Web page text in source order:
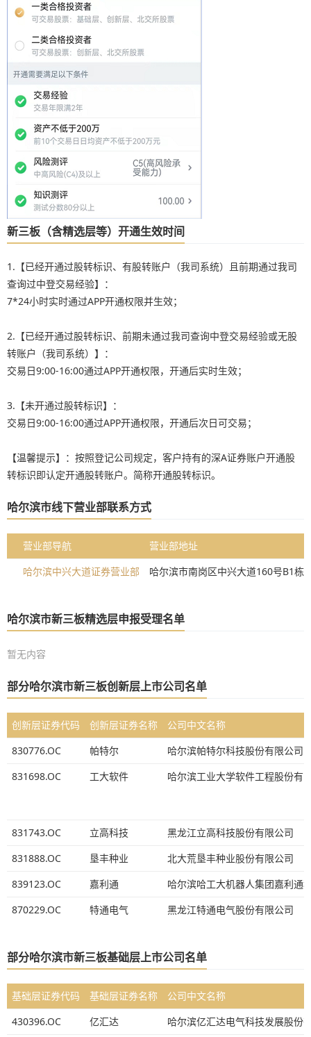
新三板（含精选层等）开通生效时间
1.【已经开通过股转标识、有股转账户（我司系统）且前期通过我司
查询过中登交易经验】：
7*24小时实时通过APP开通权限并生效；
2.【已经开通过股转标识、前期未通过我司查询中登交易经验或无股
转账户（我司系统）】：
交易日9:00-16:00通过APP开通权限，开通后实时生效；
3.【未开通过股转标识】：
交易日9:00-16:00通过APP开通权限，开通后次日可交易；
【温馨提示】：按照登记公司规定，客户持有的深A证券账户开通股
转标识即认定开通股转账户。简称开通股转标识。
哈尔滨市线下营业部联系方式
营业部导航
营业部地址
哈尔滨中兴大道证券营业部
哈尔滨市南岗区中兴大道160号B1栋
哈尔滨市新三板精选层申报受理名单
暂无内容
部分哈尔滨市新三板创新层上市公司名单
创新层证券代码 创新层证券名称
公司中文名称
830776.OC
帕特尔
哈尔滨帕特尔科技股份有限公司
831698.OC
工大软件 哈尔滨工业大学软件工程股份有
831743.OC 立高科技
黑龙江立高科技股份有限公司
831888.OC
垦丰种业
北大荒垦丰种业股份有限公司
839123.OC
嘉利通
哈尔滨哈工大机器人集团嘉利通
870229.OC
特通电气 黑龙江特通电气股份有限公司
部分哈尔滨市新三板基础层上市公司名单
基础层证券代码 基础层证券名称
公司中文名称
430396.OC
亿汇达
哈尔滨亿汇达电气科技发展股份